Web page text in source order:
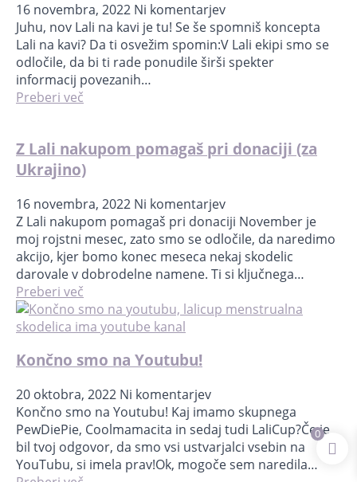
16 novembra, 2022 Ni komentarjev
Juhu, nov Lali na kavi je tu! Se še spomniš koncepta
Lali na kavi? Da ti osvežim spomin:V Lali ekipi smo se
odločile, da bi ti rade ponudile širši spekter
informacij povezanih…
Preberi več
Z Lali nakupom pomagaš pri donaciji (za
Ukrajino)
16 novembra, 2022 Ni komentarjev
Z Lali nakupom pomagaš pri donaciji November je
moj rojstni mesec, zato smo se odločile, da naredimo
akcijo, kjer bomo konec meseca nekaj skodelic
darovale v dobrodelne namene. Ti si ključnega…
Preberi več
Končno smo na Youtubu!
20 oktobra, 2022 Ni komentarjev
Končno smo na Youtubu! Kaj imamo skupnega
PewDiePie, Coolmamacita in sedaj tudi LaliCup?Če je
bil tvoj odgovor, da smo vsi ustvarjalci vsebin na
YouTubu, si imela prav!Ok, mogoče sem naredila…
0